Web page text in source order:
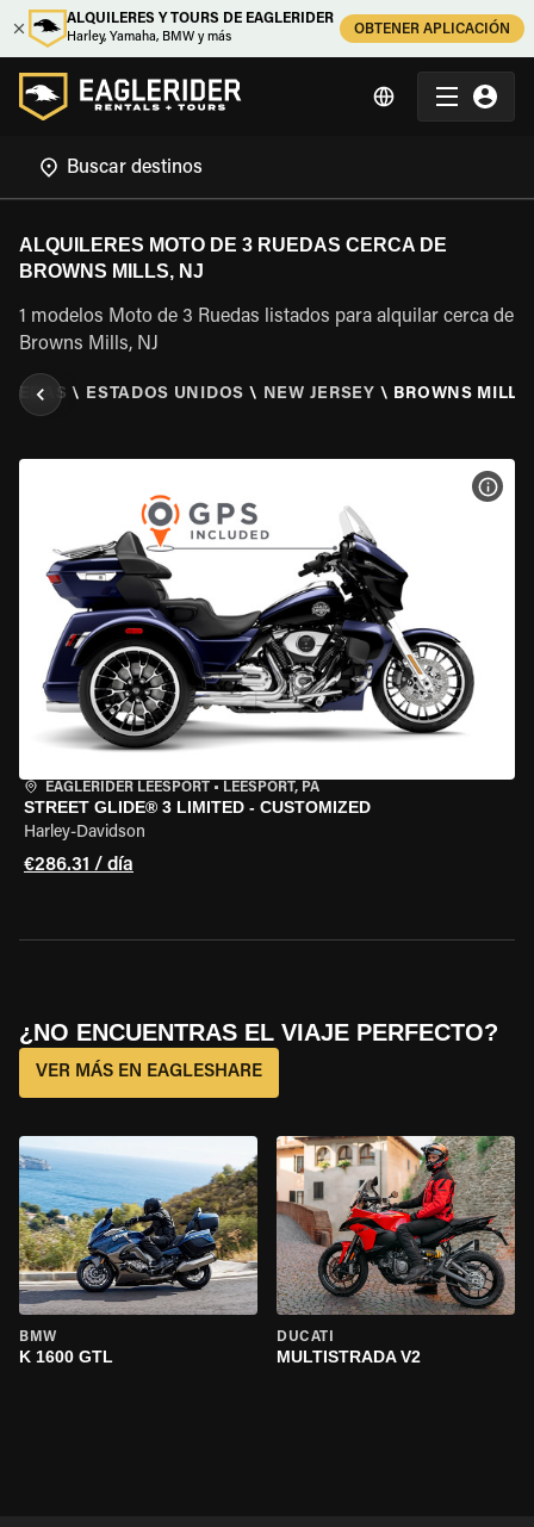
ALQUILERES Y TOURS DE EAGLERIDER
Harley, Yamaha, BMW y más
OBTENER APLICACIÓN
ALQUILERES MOTO DE 3 RUEDAS CERCA DE
BROWNS MILLS, NJ
1 modelos Moto de 3 Ruedas listados para alquilar cerca de
Browns Mills, NJ
\ ESTADOS UNIDOS \ NEW JERSEY \ BROWNS
EAGLERIDER LEESPORT • LEESPORT, PA
STREET GLIDE® 3 LIMITED - CUSTOMIZED
Harley-Davidson
€286.31 / día
VER
¿NO ENCUENTRAS EL VIAJE PERFECTO?
VER MÁS EN EAGLESHARE
BMW
K 1600 GTL
DUCATI
MULTISTRADA V2